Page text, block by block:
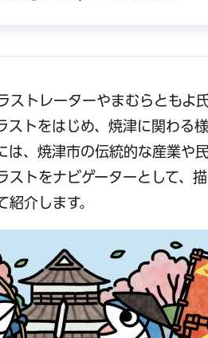
ストレーターやまむらともよ
ストをはじめ、焼津に関わる
は、焼津市の伝統的な産業や
ストをナビゲーターとして、
紹介します。